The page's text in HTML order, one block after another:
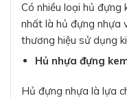
Có nhiều loại hủ
nhất là hủ đựng nhựa
thương hiệu sử dụng
Hủ nhựa đựng
Hủ đựng nhựa là lựa